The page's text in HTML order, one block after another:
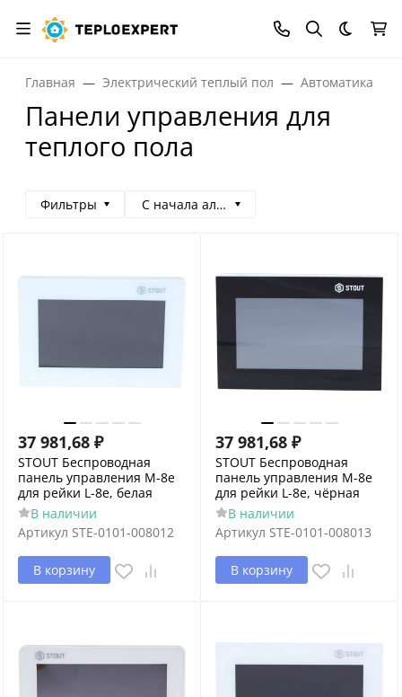
Темная
Главная Электрический теплый пол Автоматика
Панели управления для
теплого пола
Фильтры С начала алфавита
37 981,68 ₽
STOUT Беспроводная
панель управления M-8e
для рейки L-8e, белая
В наличии
Артикул STE-0101-008012
В корзину
37 981,68 ₽
STOUT Беспроводная
панель управления M-8e
для рейки L-8e, чёрная
В наличии
Артикул STE-0101-008013
В корзину